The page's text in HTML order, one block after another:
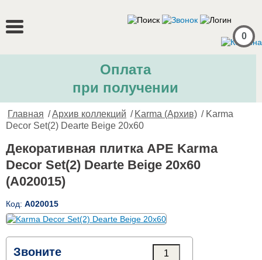
0
Оплата
при получении
Главная /Архив коллекций / Karma (Архив) / Karma
Decor Set(2) Dearte Beige 20x60
Декоративная плитка APE Karma
Decor Set(2) Dearte Beige 20x60
(A020015)
Код: A020015
Звоните